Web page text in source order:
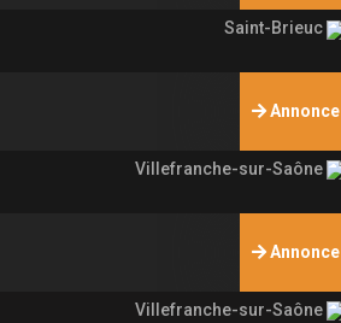
Saint-Brieuc
Annonce
Villefranche-sur-Saône
Annonce
Villefranche-sur-Saône